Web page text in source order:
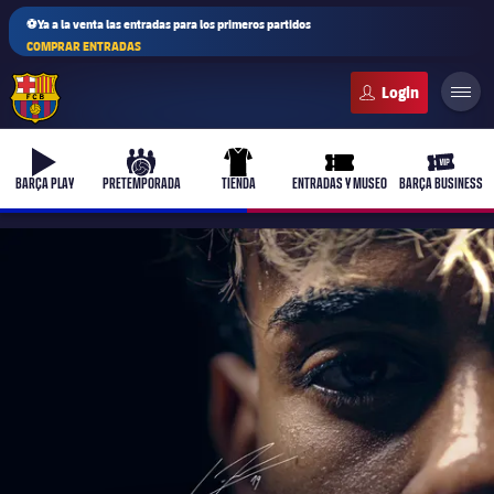
⚽Ya a la venta las entradas para los primeros partidos
COMPRAR ENTRADAS
b-play
BARÇA PLAY
culers-ball
PRETEMPORADA
uniform
TIENDA
ticket-full
ENTRADAS Y MUSEO
ticket-
BARÇA BUSINESS